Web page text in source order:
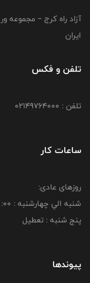
آزاد راه کرج – مجموعه
ایران
تلفن و فکس
تلفن : 02149764000
ساعات کار
روزهای عادی:
شنبه الي چهارشنبه : 00: 8 لغايت 16:00
پنج شنبه : تعطیل
پیوندها